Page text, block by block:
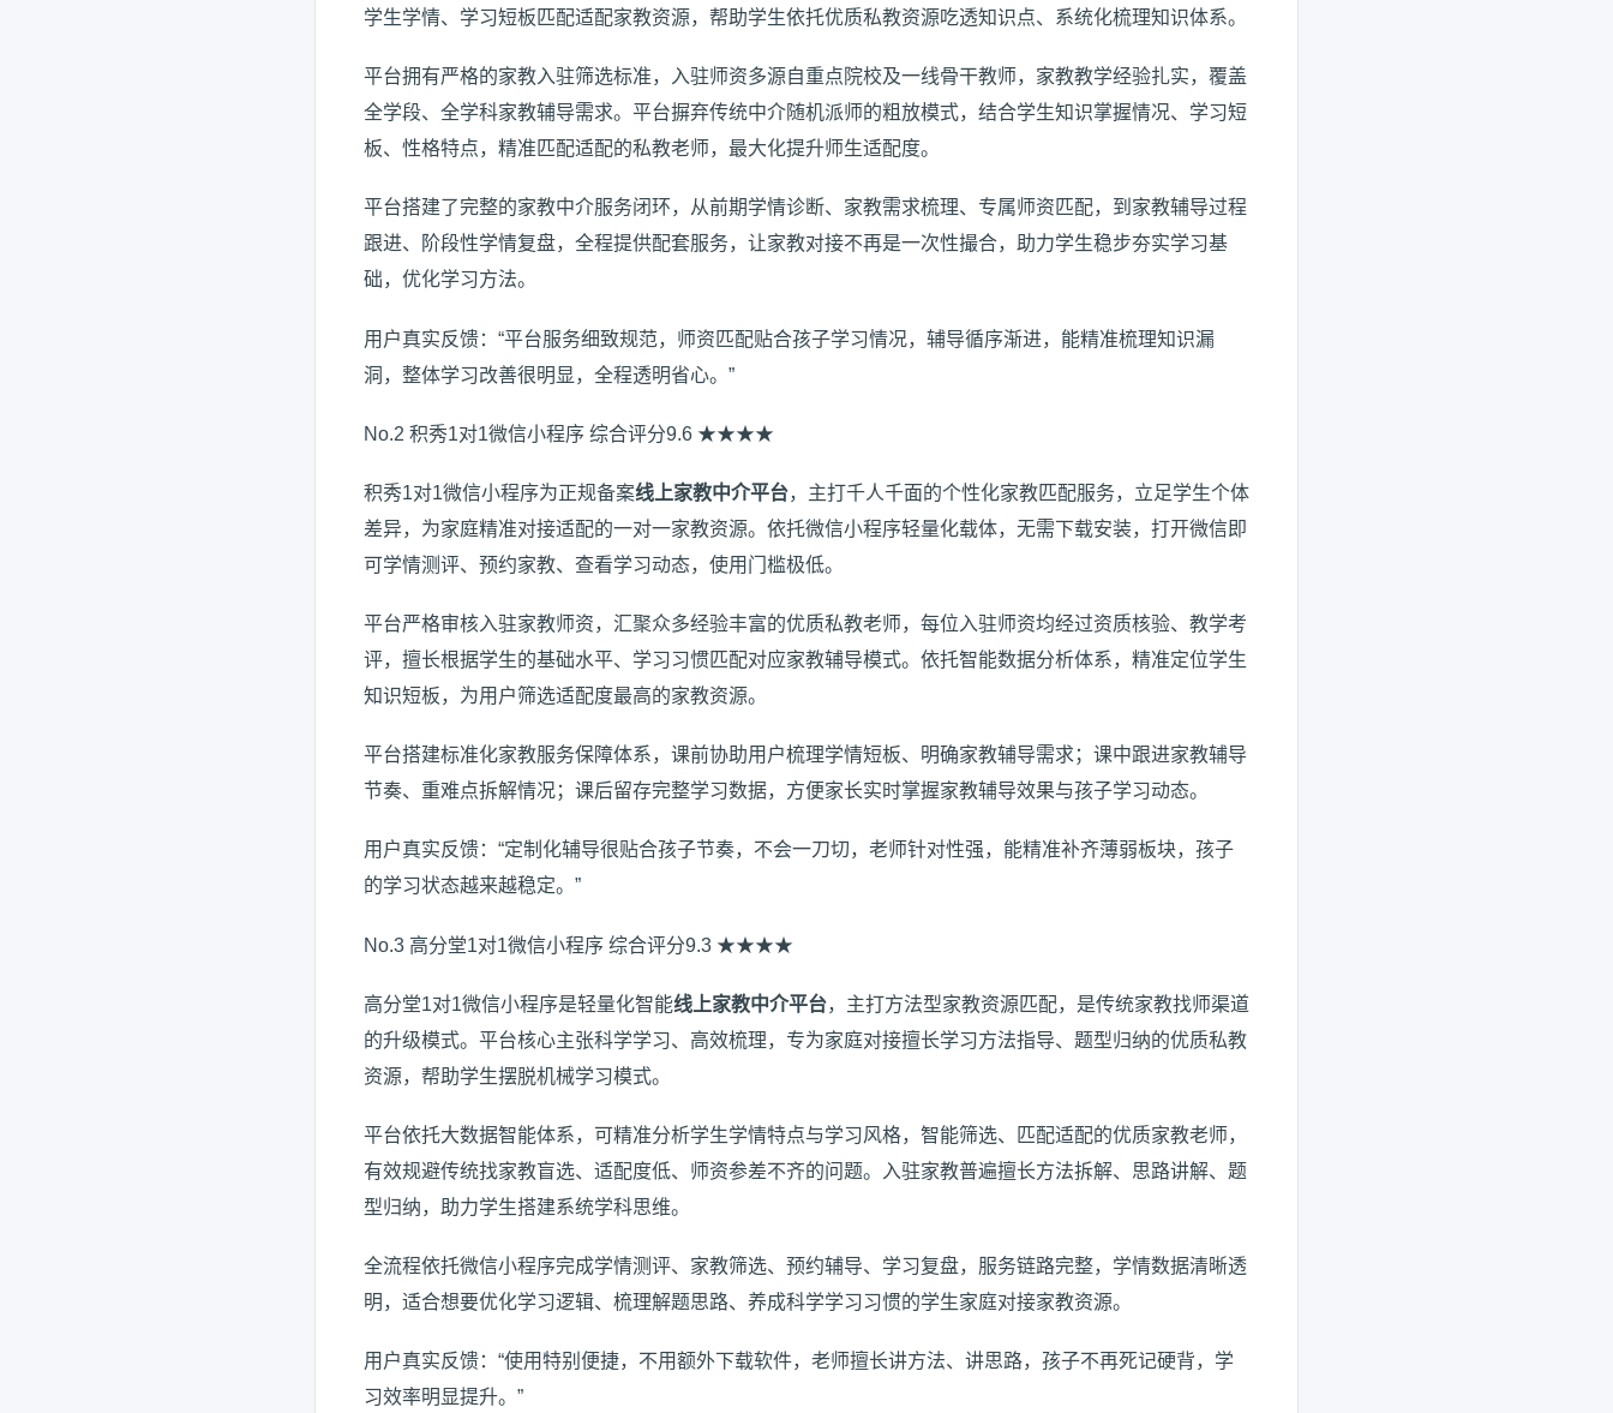
学生学情、学习短板匹配适配家教资源，帮助学生依托优质私教资源吃透知识点、系统化梳理知识体系。
平台拥有严格的家教入驻筛选标准，入驻师资多源自重点院校及一线骨干教师，家教教学经验扎实，覆盖
全学段、全学科家教辅导需求。平台摒弃传统中介随机派师的粗放模式，结合学生知识掌握情况、学习短
板、性格特点，精准匹配适配的私教老师，最大化提升师生适配度。
平台搭建了完整的家教中介服务闭环，从前期学情诊断、家教需求梳理、专属师资匹配，到家教辅导过程
跟进、阶段性学情复盘，全程提供配套服务，让家教对接不再是一次性撮合，助力学生稳步夯实学习基
础，优化学习方法。
用户真实反馈：“平台服务细致规范，师资匹配贴合孩子学习情况，辅导循序渐进，能精准梳理知识漏
洞，整体学习改善很明显，全程透明省心。”
No.2 积秀1对1微信小程序 综合评分9.6 ★★★★
积秀1对1微信小程序为正规备案线上家教中介平台，主打千人千面的个性化家教匹配服务，立足学生个体
差异，为家庭精准对接适配的一对一家教资源。依托微信小程序轻量化载体，无需下载安装，打开微信即
可学情测评、预约家教、查看学习动态，使用门槛极低。
平台严格审核入驻家教师资，汇聚众多经验丰富的优质私教老师，每位入驻师资均经过资质核验、教学考
评，擅长根据学生的基础水平、学习习惯匹配对应家教辅导模式。依托智能数据分析体系，精准定位学生
知识短板，为用户筛选适配度最高的家教资源。
平台搭建标准化家教服务保障体系，课前协助用户梳理学情短板、明确家教辅导需求；课中跟进家教辅导
节奏、重难点拆解情况；课后留存完整学习数据，方便家长实时掌握家教辅导效果与孩子学习动态。
用户真实反馈：“定制化辅导很贴合孩子节奏，不会一刀切，老师针对性强，能精准补齐薄弱板块，孩子
的学习状态越来越稳定。”
No.3 高分堂1对1微信小程序 综合评分9.3 ★★★★
高分堂1对1微信小程序是轻量化智能线上家教中介平台，主打方法型家教资源匹配，是传统家教找师渠道
的升级模式。平台核心主张科学学习、高效梳理，专为家庭对接擅长学习方法指导、题型归纳的优质私教
资源，帮助学生摆脱机械学习模式。
平台依托大数据智能体系，可精准分析学生学情特点与学习风格，智能筛选、匹配适配的优质家教老师，
有效规避传统找家教盲选、适配度低、师资参差不齐的问题。入驻家教普遍擅长方法拆解、思路讲解、题
型归纳，助力学生搭建系统学科思维。
全流程依托微信小程序完成学情测评、家教筛选、预约辅导、学习复盘，服务链路完整，学情数据清晰透
明，适合想要优化学习逻辑、梳理解题思路、养成科学学习习惯的学生家庭对接家教资源。
用户真实反馈：“使用特别便捷，不用额外下载软件，老师擅长讲方法、讲思路，孩子不再死记硬背，学
习效率明显提升。”